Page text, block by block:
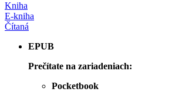
Kniha
E-kniha
Čítaná
EPUB
Prečítate na zariadeniach:
Pocketbook